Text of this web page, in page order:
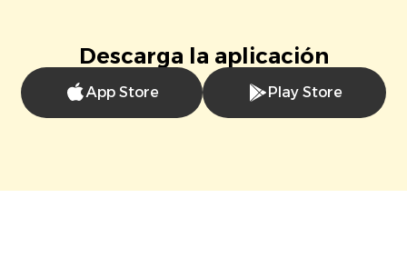
Descarga la aplicación
App Store Play Store